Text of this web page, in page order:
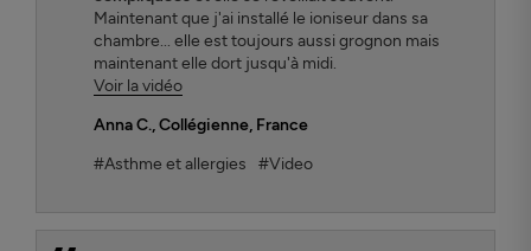
Maintenant que j'ai installé le ioniseur dans sa
chambre... elle est toujours aussi grognon mais
maintenant elle dort jusqu'à midi.
Voir la vidéo
Anna C., Collégienne, France
#Asthme et allergies
#Video